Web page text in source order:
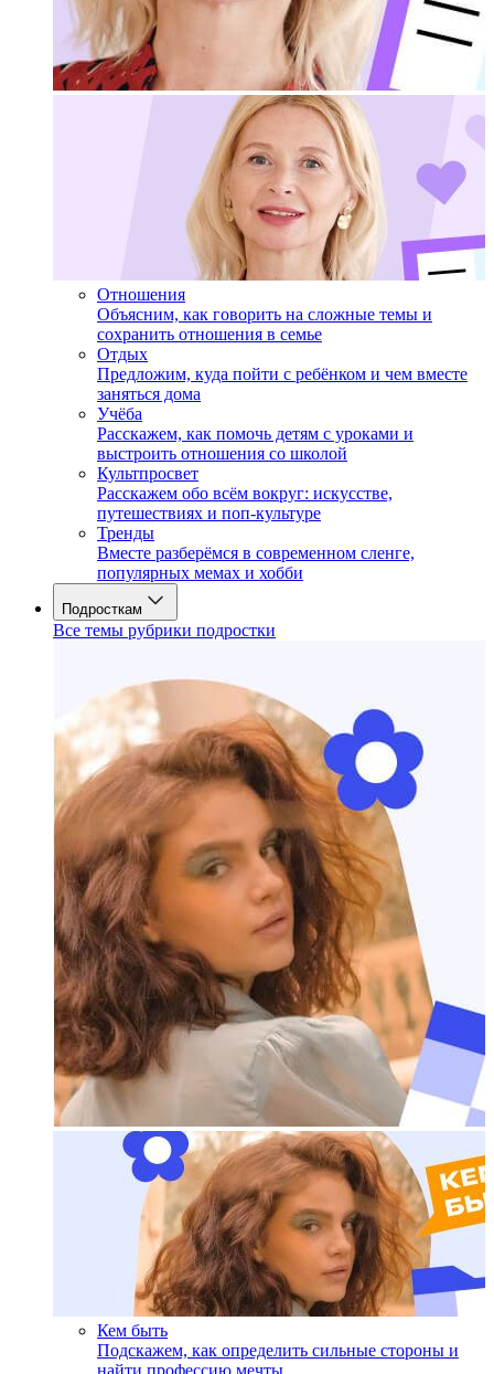
Отношения
Объясним, как говорить на сложные темы и
сохранить отношения в семье
Отдых
Предложим, куда пойти с ребёнком и чем вместе
заняться дома
Учёба
Расскажем, как помочь детям с уроками и
выстроить отношения со школой
Культпросвет
Расскажем обо всём вокруг: искусстве,
путешествиях и поп-культуре
Тренды
Вместе разберёмся в современном сленге,
популярных мемах и хобби
Подросткам
Все темы рубрики подростки
Кем быть
Подскажем, как определить сильные стороны и
найти профессию мечты